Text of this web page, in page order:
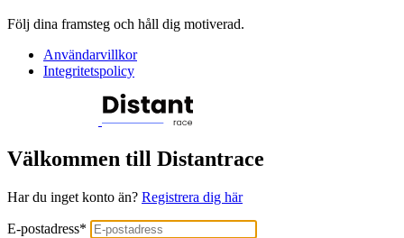
Följ dina framsteg och håll dig motiverad.
Användarvillkor
Integritetspolicy
Välkommen till Distantrace
Har du inget konto än? Registrera dig här
E-postadress*